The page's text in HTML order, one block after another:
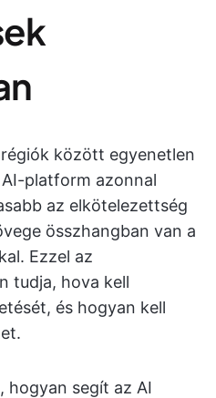
között egyenetlen
platform azonnal
az elkötelezettség
összhangban van a
Ezzel az
tudja, hova kell
és hogyan kell
hogyan segít az AI